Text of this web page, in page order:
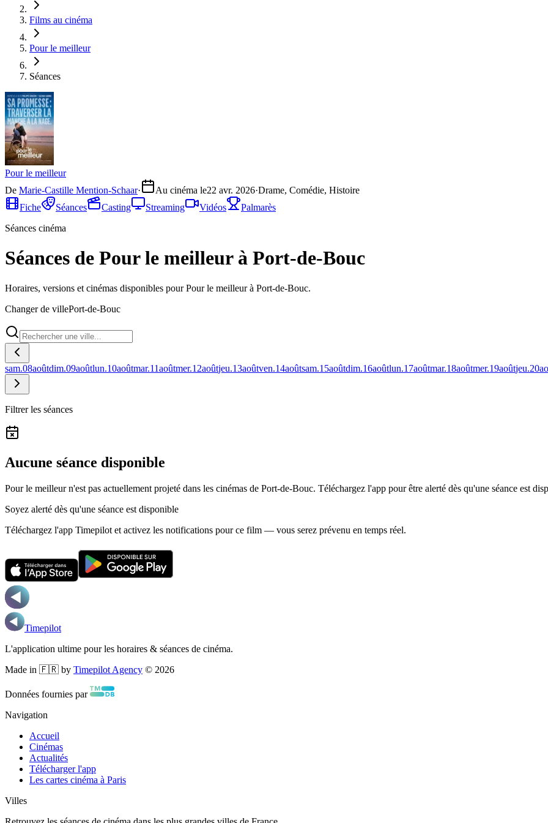
Films au cinéma
Pour le meilleur
Séances
Pour le meilleur
De Marie-Castille Mention-Schaar· Au cinéma le22 avr. 2026·Drame, Comédie, Histoire
Fiche
Séances Casting Streaming Vidéos
Palmarès
Séances cinéma
Séances de Pour le meilleur à Port-de-Bouc
Horaires, versions et cinémas disponibles pour Pour le meilleur à Port-de-Bouc.
Changer de villePort-de-Bouc
sam.08aoûtdim.09aoûtlun.10aoûtmar.11aoûtmer.12aoûtjeu.13aoûtven.14aoûtsam.15aoûtdim.16aoûtlun.17aoûtmar.18aoûtmer.19aoûtjeu.20
Filtrer les séances
Aucune séance disponible
Pour le meilleur n'est pas actuellement projeté dans les cinémas de Port-de-Bouc. Téléchargez l'app pour être alerté dès qu'une séance est
Soyez alerté dès qu'une séance est disponible
Téléchargez l'app Timepilot et activez les notifications pour ce film — vous serez prévenu en temps réel.
Timepilot
L'application ultime pour les horaires & séances de cinéma.
Made in 🇫🇷 by Timepilot Agency © 2026
Données fournies par
Navigation
Accueil
Cinémas
Actualités
Télécharger l'app
Les cartes cinéma à Paris
Villes